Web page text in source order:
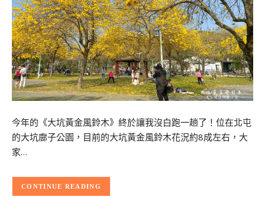
今年的《大坑黃金風鈴木》終於讓我沒白跑一趟了！位在北屯
的大坑廍子公園，目前的大坑黃金風鈴木花況約8成左右，大
家…
CONTINUE READING